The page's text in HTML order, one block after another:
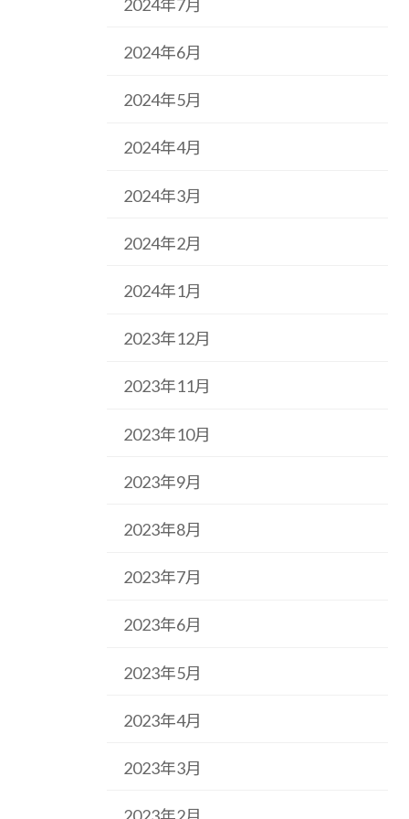
2024年7月
2024年6月
2024年5月
2024年4月
2024年3月
2024年2月
2024年1月
2023年12月
2023年11月
2023年10月
2023年9月
2023年8月
2023年7月
2023年6月
2023年5月
2023年4月
2023年3月